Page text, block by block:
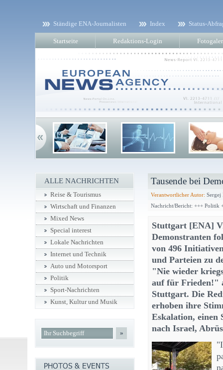
Ständige ENA-Journalisten Index Status-
Startseite Redaktions-Login
Tausende bei
Verantwortlicher Autor: Sergej
Nachricht/Bericht: +++ Politik
Stuttgart [ENA]
Demonstranten
von 496
und Parteien zu
"Nie wieder
auf für Frieden!"
Stuttgart. Die
erhoben ihre
Eskalation, einen
nach Israel,
ALLE NACHRICHTEN
Reise & Tourismus
Wirtschaft und Finanzen
Mixed News
Special interest
Lokale Nachrichten
Internet und Technik
Auto und Motorsport
Politik
Sport-Nachrichten
Kunst, Kultur und Musik
»